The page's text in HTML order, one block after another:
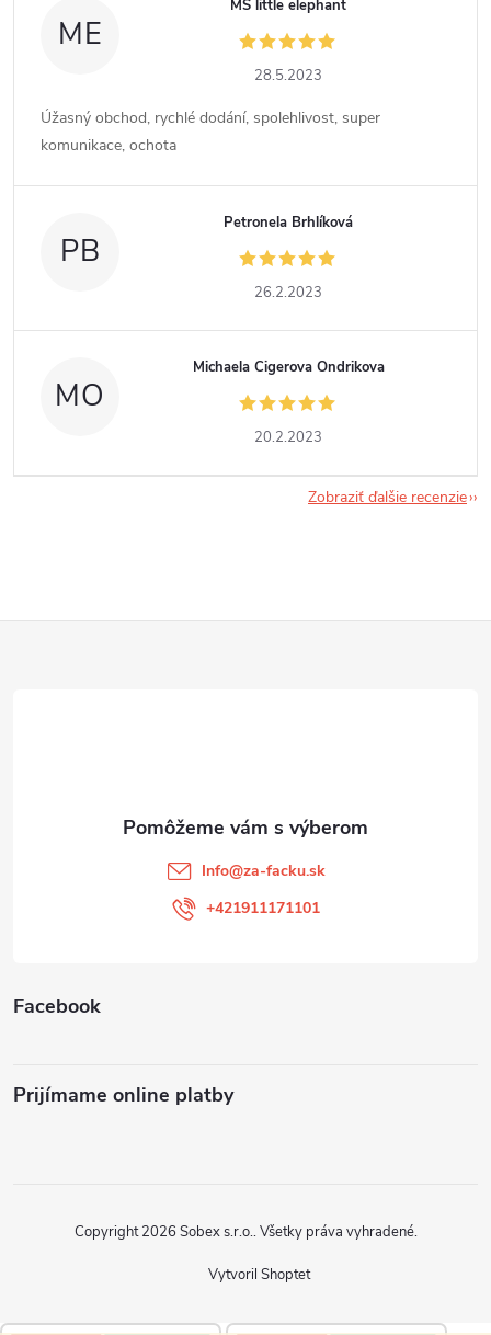
ME
MŠ little elephant
28.5.2023
Úžasný obchod, rychlé dodání, spolehlivost, super
komunikace, ochota
PB
Petronela Brhlíková
26.2.2023
MO
Michaela Cigerova Ondrikova
20.2.2023
Zobraziť ďalšie recenzie
Facebook
Prijímame online platby
Info@za-facku.sk
+421911171101
Vytvoril Shoptet
Copyright 2026 Sobex s.r.o.. Všetky práva vyhradené.